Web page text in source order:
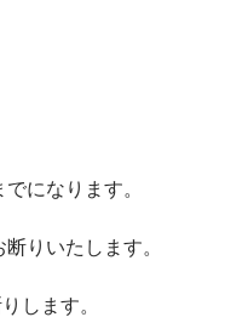
になります。
りいたします。
します。